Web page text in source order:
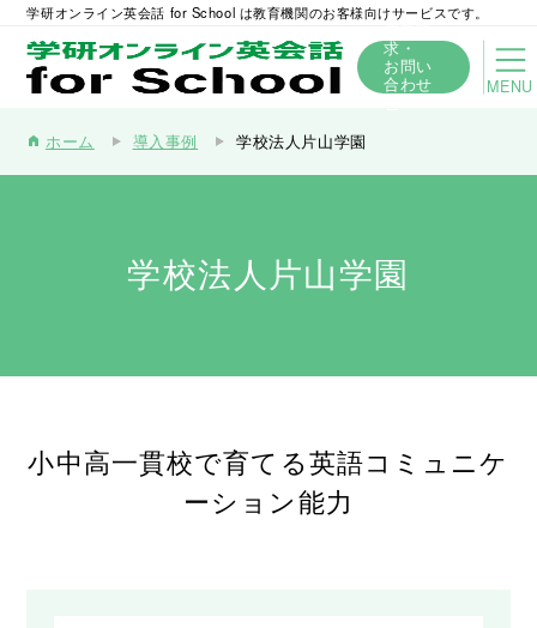
学研オンライン英会話 for School は教育機関のお客様向けサービスです。
求・
お問い
合わせ
MENU
home ホーム 導入事例 学校法人片山学園
学校法人片山学園
小中高一貫校で育てる英語コミュニケ
ーション能力